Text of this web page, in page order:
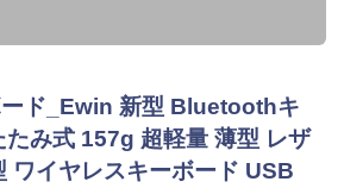
ド_Ewin 新型 Bluetoothキ
たみ式 157g 超軽量 薄型 レザ
ワイヤレスキーボード USB